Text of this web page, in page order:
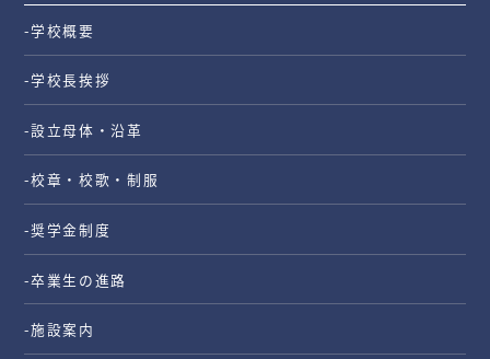
-学校概要
-学校長挨拶
-設立母体・沿革
-校章・校歌・制服
-奨学金制度
-卒業生の進路
-施設案内